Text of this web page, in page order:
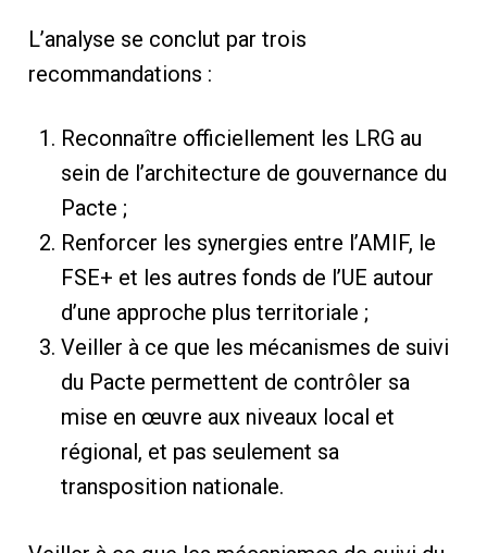
L’analyse se conclut par trois
recommandations :
Reconnaître officiellement les LRG au
sein de l’architecture de gouvernance du
Pacte ;
Renforcer les synergies entre l’AMIF, le
FSE+ et les autres fonds de l’UE autour
d’une approche plus territoriale ;
Veiller à ce que les mécanismes de suivi
du Pacte permettent de contrôler sa
mise en œuvre aux niveaux local et
régional, et pas seulement sa
transposition nationale.